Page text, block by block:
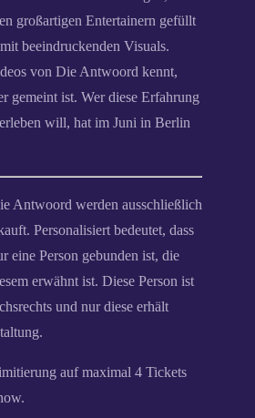
großartigen Entertainern gefüllt
beeindruckenden Visuals.
von Die Antwoord kennt,
gemeint ist. Wer diese Erfahrung
will, hat im Juni in Berlin
Antwoord werden ausschließlich
Personalisiert bedeutet, dass
eine Person gebunden ist, die
erwähnt ist. Diese Person ist
und nur diese erhält
auf maximal 4 Tickets